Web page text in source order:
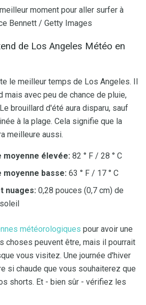
moment pour aller surfer à
Bennett / Getty Images
de Los Angeles Météo en
le meilleur temps de Los Angeles. Il
mais avec peu de chance de pluie,
brouillard d'été aura disparu, sauf
à la plage. Cela signifie que la
meilleure aussi.
moyenne élevée: 82 ° F / 28 ° C
basse: 63 ° F / 17 ° C
nuages: 0,28 pouces (0,7 cm) de
météorologiques pour avoir une
choses peuvent être, mais il pourrait
vous visitez. Une journée d'hiver
si chaude que vous souhaiterez que
shorts. Et - bien sûr - vérifiez les